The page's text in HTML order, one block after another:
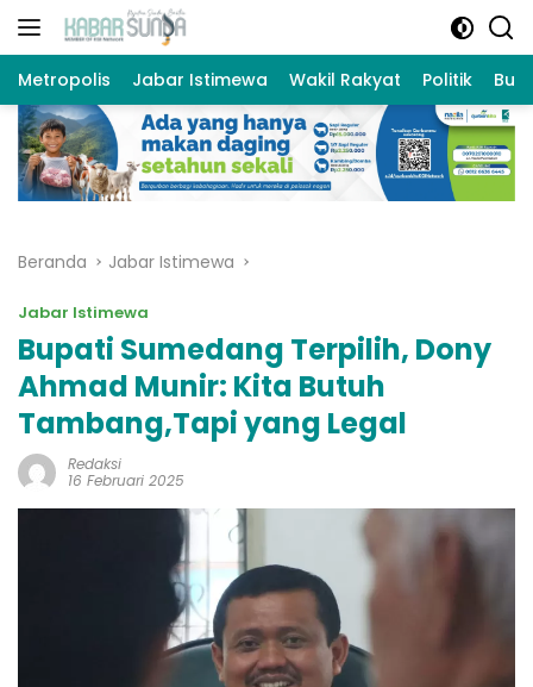
Langsung
Metropolis Jabar Istimewa Wakil Rakyat Politik
Beranda Jabar Istimewa
Jabar Istimewa
Bupati Sumedang Terpilih, Dony
Ahmad Munir: Kita Butuh
Tambang,Tapi yang Legal
Redaksi
16 Februari 2025